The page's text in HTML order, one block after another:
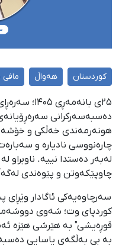
کوردستان هەواڵ
دەسبەسەرکرانی
هونەرمەندی خەڵکی و
چارەنووسی نادیارە و
لەبەر دەستدا نییە. ناوبراو
چاوپێکەوتن و پێوەندی
سەرچاوەیەکی ئاگادار
قوڕەیشی" بە هێرشی هێزە
بە بی بەڵگەی یاسایی